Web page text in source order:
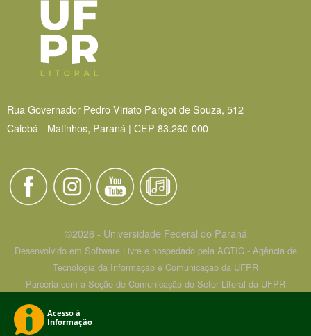
Rua Governador Pedro Viriato Parigot de Souza, 512
Caiobá - Matinhos, Paraná | CEP 83.260-000
©2026 - Universidade Federal do Paraná
Desenvolvido em Software Livre e hospedado pela AGTIC - Agência de
Tecnologia da Informação e Comunicação da UFPR
Parceria com a Seção de Comunicação do Setor Litoral da UFPR